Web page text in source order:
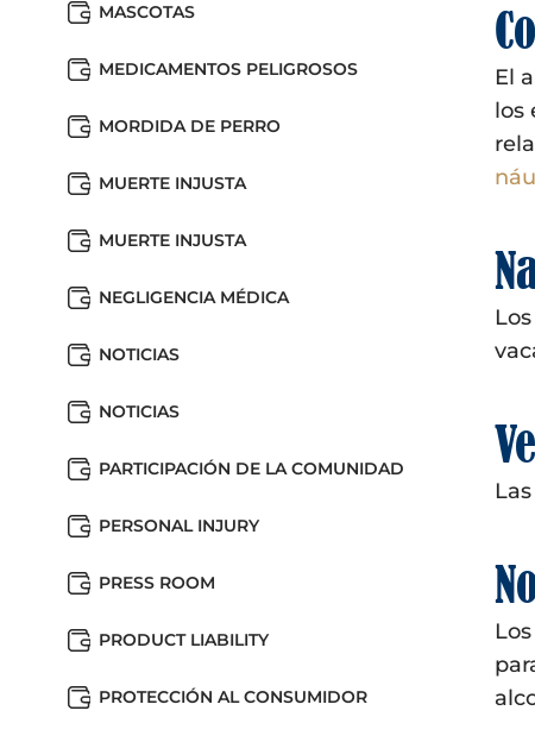
MASCOTAS
MEDICAMENTOS PELIGROSOS
MORDIDA DE PERRO
MUERTE INJUSTA
MUERTE INJUSTA
NEGLIGENCIA MÉDICA
NOTICIAS
NOTICIAS
PARTICIPACIÓN DE LA COMUNIDAD
PERSONAL INJURY
PRESS ROOM
PRODUCT LIABILITY
PROTECCIÓN AL CONSUMIDOR
El
los